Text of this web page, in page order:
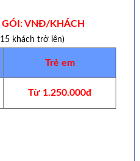
GÓI: VNĐ/KHÁCH
khách trở lên)
Trẻ em
Từ 1.250.000đ